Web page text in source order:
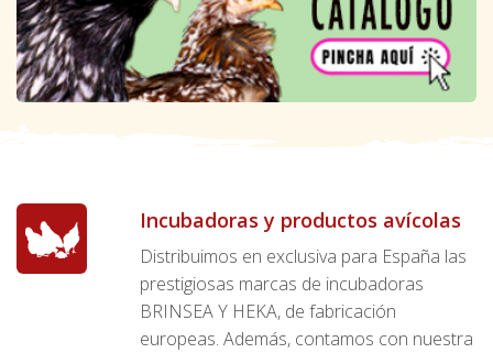
Incubadoras y productos avícolas
Distribuimos en exclusiva para España las
prestigiosas marcas de incubadoras
BRINSEA Y HEKA, de fabricación
europeas. Además, contamos con nuestra